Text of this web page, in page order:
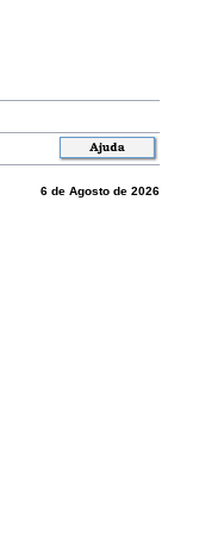
6 de Agosto de 2026